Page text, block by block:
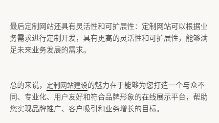
最后定制网站还具有灵活性和可扩展性：定制网站可以根据业
务需求进行定制开发，具有更高的灵活性和可扩展性，能够满
足未来业务发展的需求。
总的来说， 定制网站建设的魅力在于能够为您打造一个与众不
同、专业化、用户友好和符合品牌形象的在线展示平台，帮助
您实现品牌推广、客户吸引和业务增长的目标。